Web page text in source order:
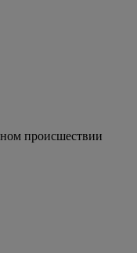
происшествии